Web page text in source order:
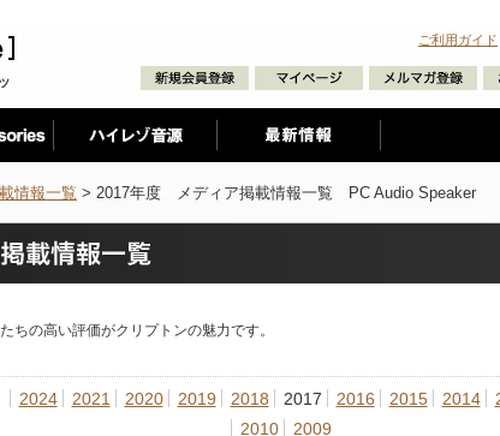
ご利用ガイド
情報一覧 > 2017年度 メディア掲載情報一覧 PC Audio Speaker
ちの高い評価がクリプトンの魅力です。
2024 2021 2020 2019 2018 2017 2016 2015 2014
2010
2009